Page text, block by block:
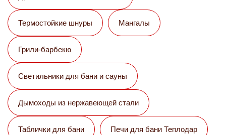
Термостойкие шнуры Мангалы
Грили-барбекю
Светильники для бани и сауны
Дымоходы из нержавеющей стали
Таблички для бани Печи для бани Теплодар